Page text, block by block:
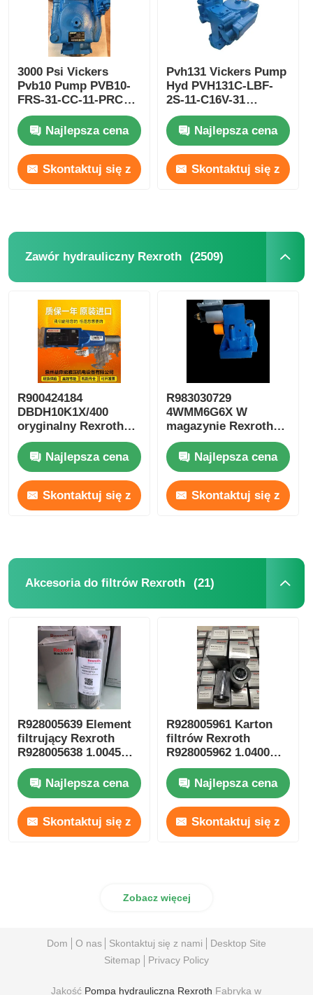
3000 Psi Vickers
Pvb10 Pump PVB10-
FRS-31-CC-11-PRC
Vickers Hyd Pumps
210 BarNajlepsza cena
Skontaktuj się z
Pvh131 Vickers Pump
Hyd PVH131C-LBF-
2S-11-C16V-31
PVH131C-LBF-2S-11-
C25V-31Najlepsza cena
Skontaktuj się z
Zawór hydrauliczny Rexroth (2509)
R900424184
DBDH10K1X/400
oryginalny Rexroth
zawór hydrauliczny
pompa hydrauliczna
pełna seria
Najlepsza cena
Skontaktuj się z
R983030729
4WMM6G6X W
magazynie Rexroth
hydrauliczne zawory
magnetyczne
hydrauliczne pompy
olejowe
Najlepsza cena
Skontaktuj się z
Akcesoria do filtrów Rexroth (21)
R928005639 Element
filtrujący Rexroth
R928005638 1.0045
PWR6-A00-0-M
Najlepsza cena
Skontaktuj się z
R928005961 Karton
filtrów Rexroth
R928005962 1.0400
PWR6-A00-0-M
Najlepsza cena
Skontaktuj się z
Zobacz więcej
Dom O nas Skontaktuj się z nami
Desktop Site
Sitemap
Privacy Policy
Jakość Pompa hydrauliczna Rexroth Fabryka w